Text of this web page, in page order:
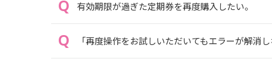
有効期限が過ぎた定期券を再度購入したい。
「再度操作をお試しいただいてもエラーが解